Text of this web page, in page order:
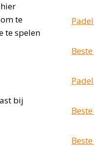
te
te spelen
bij